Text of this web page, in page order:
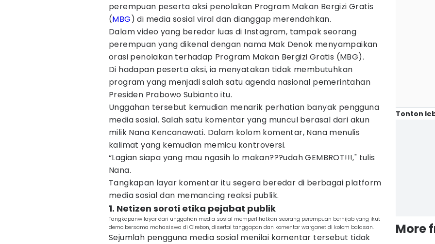
perempuan peserta aksi penolakan Program Makan Bergizi Gratis
(MBG) di media sosial viral dan dianggap merendahkan.
Dalam video yang beredar luas di Instagram, tampak seorang
perempuan yang dikenal dengan nama Mak Denok menyampaikan
orasi penolakan terhadap Program Makan Bergizi Gratis (MBG).
Di hadapan peserta aksi, ia menyatakan tidak membutuhkan
program yang menjadi salah satu agenda nasional pemerintahan
Presiden Prabowo Subianto itu.
Unggahan tersebut kemudian menarik perhatian banyak pengguna
media sosial. Salah satu komentar yang muncul berasal dari akun
milik Nana Kencanawati. Dalam kolom komentar, Nana menulis
kalimat yang kemudian memicu kontroversi.
“Lagian siapa yang mau ngasih lo makan???udah GEMBROT!!!," tulis
Nana.
Tangkapan layar komentar itu segera beredar di berbagai platform
media sosial dan memancing reaksi publik.
1. Netizen soroti etika pejabat publik
Tangkapanw layar dari unggahan media sosial memperlihatkan seorang perempuan berhijab yang ikut
demo bersama mahasiswa di Cirebon, disertai tanggapan dan komentar warganet di kolom balasan.
Sejumlah pengguna media sosial menilai komentar tersebut tidak
Tonton
More